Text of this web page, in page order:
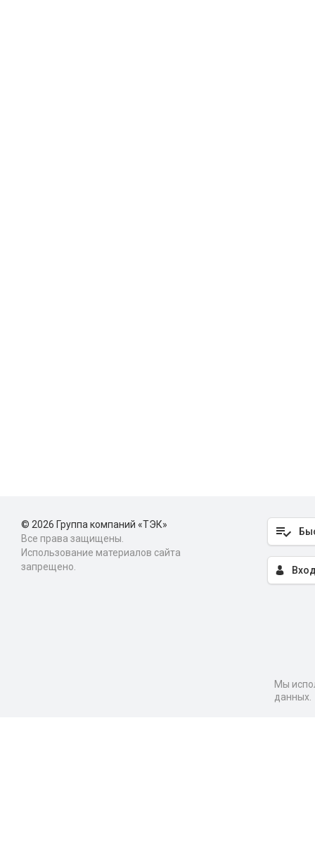
© 2026 Группа компаний «ТЭК»
Все права защищены.
Использование материалов сайта
запрещено.
Мы
данных.